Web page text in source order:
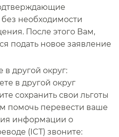
необходимости
После этого Вам,
подать новое заявление
в другой округ:
в другой округ
сохранить свои льготы
помочь перевести ваше
информации о
(ICT) звоните: